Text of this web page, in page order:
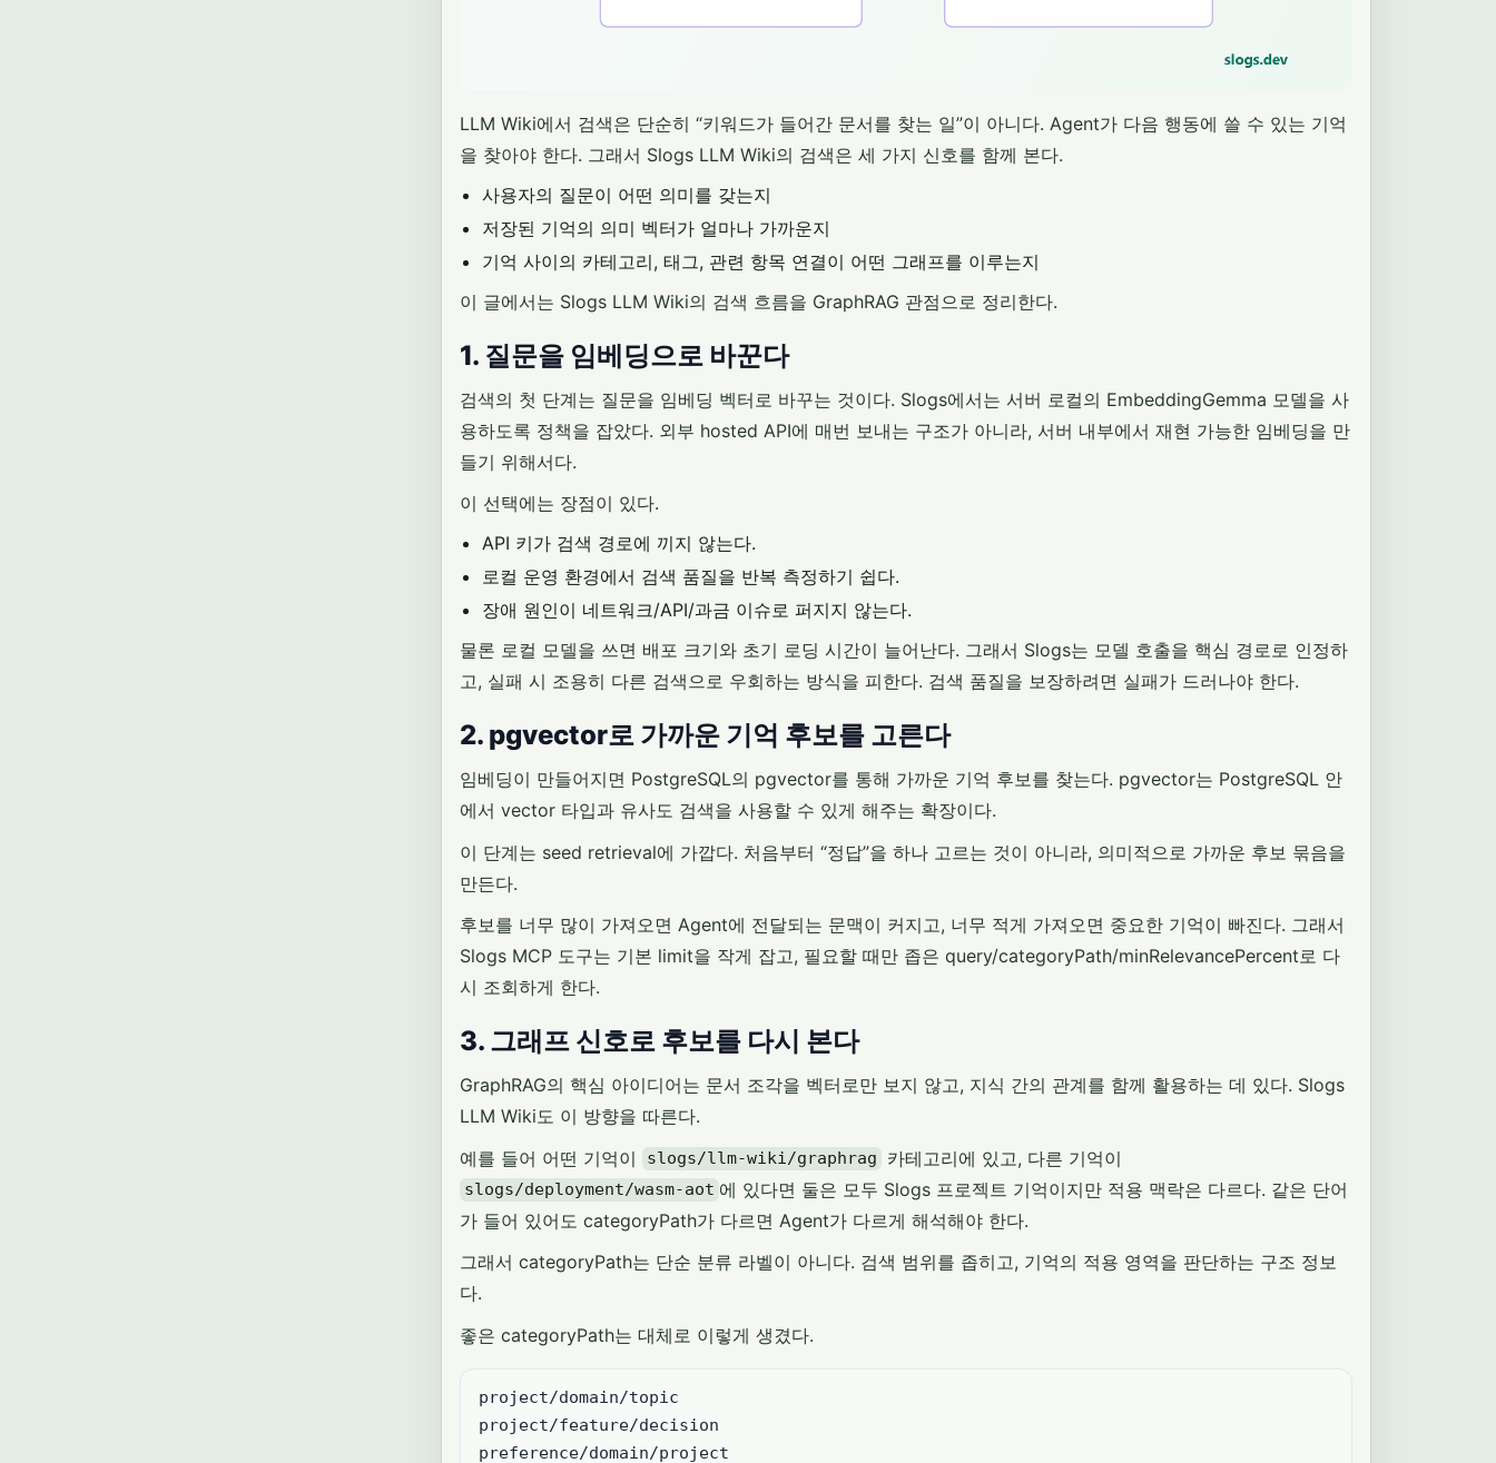
LLM Wiki에서 검색은 단순히 “키워드가 들어간 문서를 찾는 일”이 아니다. Agent가 다음 행동에 쓸 수 있는 기억
을 찾아야 한다. 그래서 Slogs LLM Wiki의 검색은 세 가지 신호를 함께 본다.
사용자의 질문이 어떤 의미를 갖는지
저장된 기억의 의미 벡터가 얼마나 가까운지
기억 사이의 카테고리, 태그, 관련 항목 연결이 어떤 그래프를 이루는지
이 글에서는 Slogs LLM Wiki의 검색 흐름을 GraphRAG 관점으로 정리한다.
1. 질문을 임베딩으로 바꾼다
검색의 첫 단계는 질문을 임베딩 벡터로 바꾸는 것이다. Slogs에서는 서버 로컬의 EmbeddingGemma 모델을 사
용하도록 정책을 잡았다. 외부 hosted API에 매번 보내는 구조가 아니라, 서버 내부에서 재현 가능한 임베딩을 만
들기 위해서다.
이 선택에는 장점이 있다.
API 키가 검색 경로에 끼지 않는다.
로컬 운영 환경에서 검색 품질을 반복 측정하기 쉽다.
장애 원인이 네트워크/API/과금 이슈로 퍼지지 않는다.
물론 로컬 모델을 쓰면 배포 크기와 초기 로딩 시간이 늘어난다. 그래서 Slogs는 모델 호출을 핵심 경로로 인정하
고, 실패 시 조용히 다른 검색으로 우회하는 방식을 피한다. 검색 품질을 보장하려면 실패가 드러나야 한다.
2. pgvector로 가까운 기억 후보를 고른다
임베딩이 만들어지면 PostgreSQL의 pgvector를 통해 가까운 기억 후보를 찾는다. pgvector는 PostgreSQL 안
에서 vector 타입과 유사도 검색을 사용할 수 있게 해주는 확장이다.
이 단계는 seed retrieval에 가깝다. 처음부터 “정답”을 하나 고르는 것이 아니라, 의미적으로 가까운 후보 묶음을
만든다.
후보를 너무 많이 가져오면 Agent에 전달되는 문맥이 커지고, 너무 적게 가져오면 중요한 기억이 빠진다. 그래서
Slogs MCP 도구는 기본 limit을 작게 잡고, 필요할 때만 좁은 query/categoryPath/minRelevancePercent로 다
시 조회하게 한다.
3. 그래프 신호로 후보를 다시 본다
GraphRAG의 핵심 아이디어는 문서 조각을 벡터로만 보지 않고, 지식 간의 관계를 함께 활용하는 데 있다. Slogs
LLM Wiki도 이 방향을 따른다.
예를 들어 어떤 기억이
slogs/llm-wiki/graphrag 카테고리에 있고, 다른 기억이
slogs/deployment/wasm-aot 에 있다면 둘은 모두 Slogs 프로젝트 기억이지만 적용 맥락은 다르다. 같은 단어
가 들어 있어도 categoryPath가 다르면 Agent가 다르게 해석해야 한다.
그래서 categoryPath는 단순 분류 라벨이 아니다. 검색 범위를 좁히고, 기억의 적용 영역을 판단하는 구조 정보
다.
좋은 categoryPath는 대체로 이렇게 생겼다.
project/domain/topic
project/feature/decision
preference/domain/project